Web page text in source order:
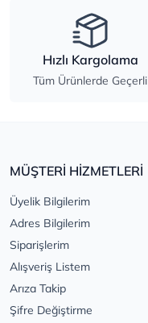
Hızlı Kargolama
Tüm Ürünlerde Geçerli
MÜŞTERİ HİZMETLERİ
Üyelik Bilgilerim
Adres Bilgilerim
Siparişlerim
Alışveriş Listem
Arıza Takip
Şifre Değiştirme